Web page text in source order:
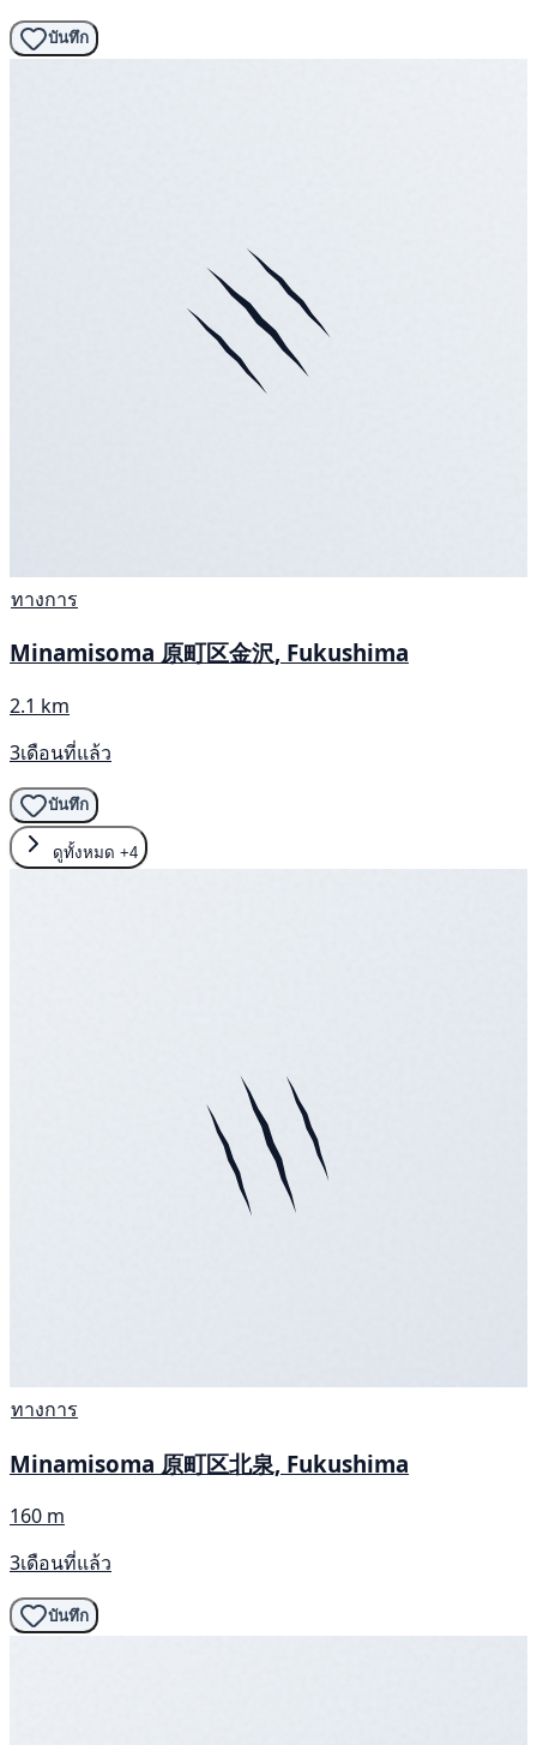
บันทึก
ทางการ
Minamisoma 原町区金沢, Fukushima
2.1 km
3เดือนที่แล้ว
บันทึก
ดูทั้งหมด +4
ทางการ
Minamisoma 原町区北泉, Fukushima
160 m
3เดือนที่แล้ว
บันทึก